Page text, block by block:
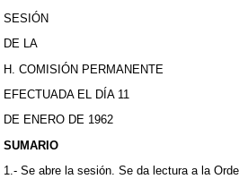
SESIÓN
DE LA
H. COMISIÓN PERMANENTE
EFECTUADA EL DÍA 11
DE ENERO DE 1962
SUMARIO
1.- Se abre la sesión. Se da lectura a la